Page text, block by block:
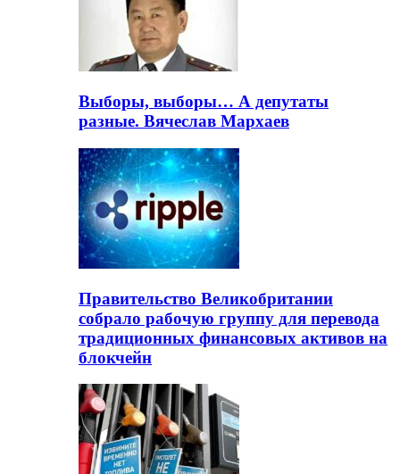
Выборы, выборы… А депутаты
разные. Вячеслав Мархаев
Правительство Великобритании
собрало рабочую группу для перевода
традиционных финансовых активов на
блокчейн